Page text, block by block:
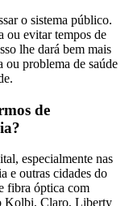
o sistema público.
ou evitar tempos de
lhe dará bem mais
ou problema de saúde
de
especialmente nas
e outras cidades do
fibra óptica com
Kolbi, Claro, Liberty